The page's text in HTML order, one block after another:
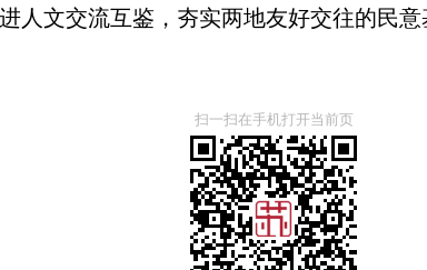
人文交流互鉴，夯实两地友好交往的民
扫一扫在手机打开当前页